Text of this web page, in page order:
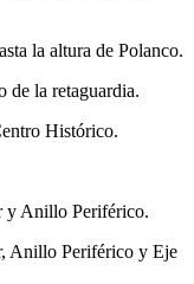
la altura de Polanco.
de la retaguardia.
Histórico.
y Anillo Periférico.
Anillo Periférico y Eje